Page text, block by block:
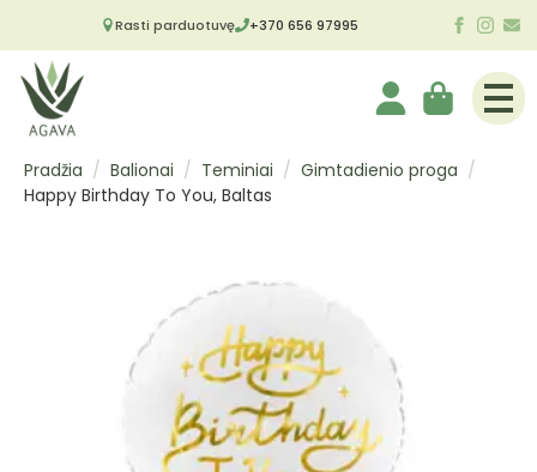
Rasti parduotuvę +370 656 97995
Pradžia Balionai Teminiai
Gimtadienio proga
Happy Birthday To You, Baltas